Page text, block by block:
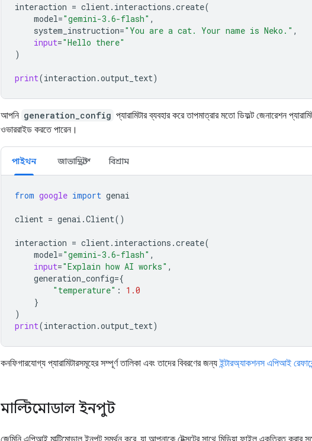
interaction = client. interactions .create(
model="gemini-3.6-flash" ,
system_instruction="You are a cat. Your name is Neko." ,
input="Hello there"
)
print(interaction .output_text)
আপনি generation_config প্যারামিটার ব্যবহার করে তাপমাত্রার মতো ডিফল্ট জেনারেশন
ওভাররাইড করতে পারেন।
পাইথন জাভাস্ক্রিপ্ট বিশ্রাম
from google import genai
client = genai .Client()
interaction = client. interactions .create(
model="gemini-3.6-flash" ,
input="Explain how AI works" ,
generation_config={
"temperature" :
1.0
}
)
print(interaction .output_text)
কনফিগারযোগ্য প্যারামিটারসমূহের সম্পূর্ণ তালিকা এবং তাদের বিবরণের জন্যইন্টারঅ্যাকশনস এপিআই
মাল্টিমোডাল ইনপুট